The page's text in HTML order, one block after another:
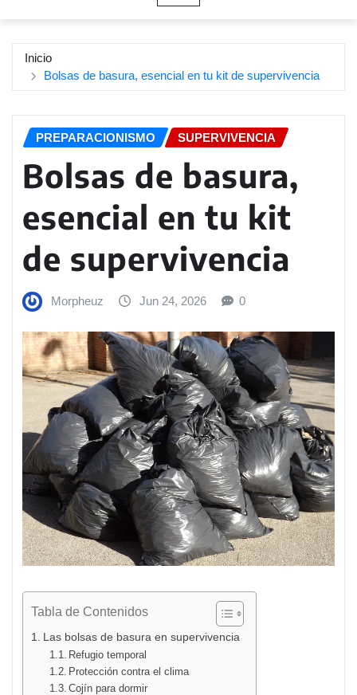
Inicio
Bolsas de basura, esencial en tu kit de supervivencia
PREPARACIONISMO SUPERVIVENCIA
Bolsas de basura,
esencial en tu kit
de supervivencia
Morpheuz Jun 24, 2026 0
Tabla de Contenidos
Las bolsas de basura en supervivencia
Refugio temporal
Protección contra el clima
Cojín para dormir